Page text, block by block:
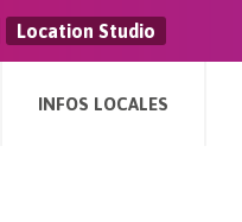
Location Studio
INFOS LOCALES